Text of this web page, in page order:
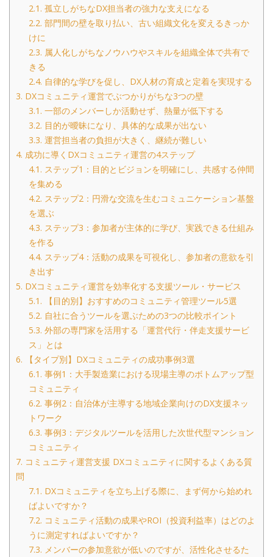
2.1. 孤立しがちなDX担当者の強力な支えになる
2.2. 部門間の壁を取り払い、古い組織文化を変えるきっか
けに
2.3. 属人化しがちなノウハウやスキルを組織全体で共有で
きる
2.4. 自律的な学びを促し、DX人材の育成と定着を実現する
3. DXコミュニティ運営でぶつかりがちな3つの壁
3.1. 一部のメンバーしか活動せず、熱量が低下する
3.2. 目的が曖昧になり、具体的な成果が出ない
3.3. 運営担当者の負担が大きく、継続が難しい
4. 成功に導くDXコミュニティ運営の4ステップ
4.1. ステップ1：目的とビジョンを明確にし、共感する仲間
を集める
4.2. ステップ2：円滑な交流を生むコミュニケーション基盤
を選ぶ
4.3. ステップ3：参加者が主体的に学び、実践できる仕組み
を作る
4.4. ステップ4：活動の成果を可視化し、参加者の意欲を引
き出す
5. DXコミュニティ運営を効率化する支援ツール・サービス
5.1. 【目的別】おすすめのコミュニティ管理ツール5選
5.2. 自社に合うツールを選ぶための3つの比較ポイント
5.3. 外部の専門家を活用する「運営代行・伴走支援サービ
ス」とは
6. 【タイプ別】DXコミュニティの成功事例3選
6.1. 事例1：大手製造業における現場主導のボトムアップ型
コミュニティ
6.2. 事例2：自治体が主導する地域企業向けのDX支援ネッ
トワーク
6.3. 事例3：デジタルツールを活用した次世代型マンション
コミュニティ
7. コミュニティ運営支援 DXコミュニティに関するよくある質
問
7.1. DXコミュニティを立ち上げる際に、まず何から始めれ
ばよいですか？
7.2. コミュニティ活動の成果やROI（投資利益率）はどのよ
うに測定すればよいですか？
7.3. メンバーの参加意欲が低いのですが、活性化させるた